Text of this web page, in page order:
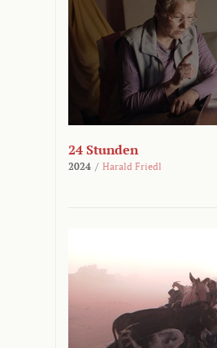
24 Stunden
2024 / Harald Friedl